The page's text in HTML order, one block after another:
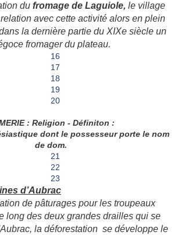
du fromage de Laguiole, le village
avec cette activité alors en plein
la dernière partie du XIXe siècle un
fromager du plateau.
: Religion - Définiton :
dont le possesseur porte le nom
de dom.
d’Aubrac
de pâturages pour les troupeaux
long des deux grandes drailles qui se
la déforestation se développe le